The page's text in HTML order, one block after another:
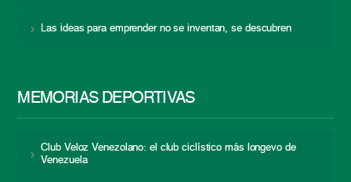
Las ideas para emprender no se inventan, se descubren
MEMORIAS DEPORTIVAS
Club Veloz Venezolano: el club ciclístico más longevo de
Venezuela